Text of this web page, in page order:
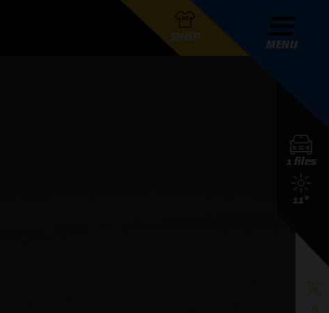
SHOP
MENU
1 files
11°